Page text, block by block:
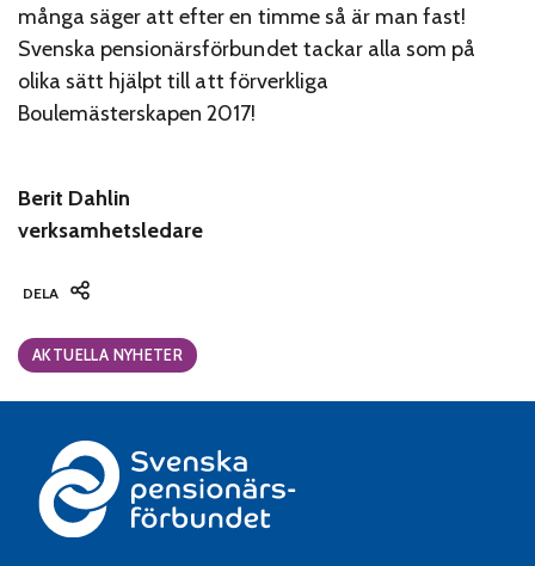
många säger att efter en timme så är man fast!
Svenska pensionärsförbundet tackar alla som på
olika sätt hjälpt till att förverkliga
Boulemästerskapen 2017!
Berit Dahlin
verksamhetsledare
DELA
Categories:
AKTUELLA NYHETER